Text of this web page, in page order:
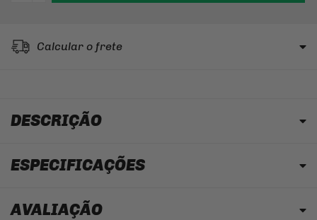
Calcular o frete
DESCRIÇÃO
ESPECIFICAÇÕES
AVALIAÇÃO